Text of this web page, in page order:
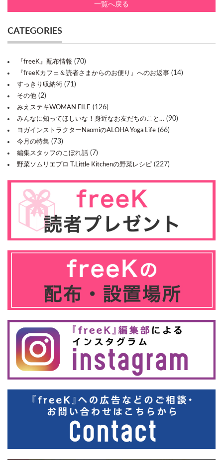
一覧へ戻る
CATEGORIES
『freeK』配布情報 (70)
『freeKカフェ＆読者さまからのお便り』へのお返事 (14)
すっきり収納術 (71)
その他 (2)
みえステキWOMAN FILE (126)
みんなに知ってほしいな！身近なお友だちのこと… (90)
ヨガインストラクターNaomiのALOHA Yoga Life (66)
今月の特集 (73)
編集スタッフのこぼれ話 (7)
野菜ソムリエプロ T.Little Kitchenの野菜レシピ (227)